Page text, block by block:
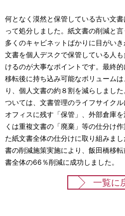
何となく漠然と保管している古い文
って処分しました。紙文書の削減と
多くのキャビネットばかりに目がい
文書を個人デスクで保管している人
けるのが大事なポイントです。最終的
移転後に持ち込み可能なボリューム
り、個人文書の約８割を減らしまし
ついては、文書管理のライフサイクル
オフィスに残す「保管」、外部倉庫
くは重複文書の「廃棄」等の仕分け
た紙文書全体の仕分けに取り組みま
書の削減施策実施により、飯田橋移
書全体の66％削減に成功しました。
一覧に